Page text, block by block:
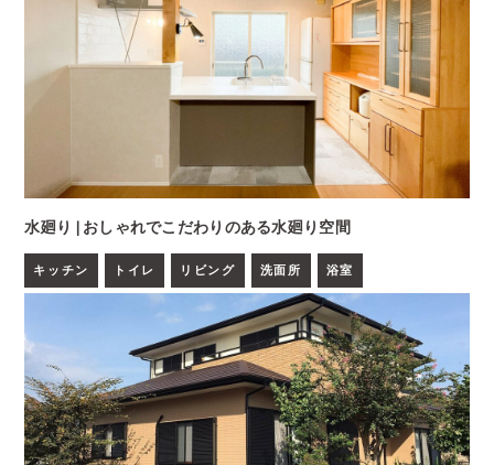
水廻り | おしゃれでこだわりのある水廻り空間
キッチン トイレ リビング 洗面所 浴室